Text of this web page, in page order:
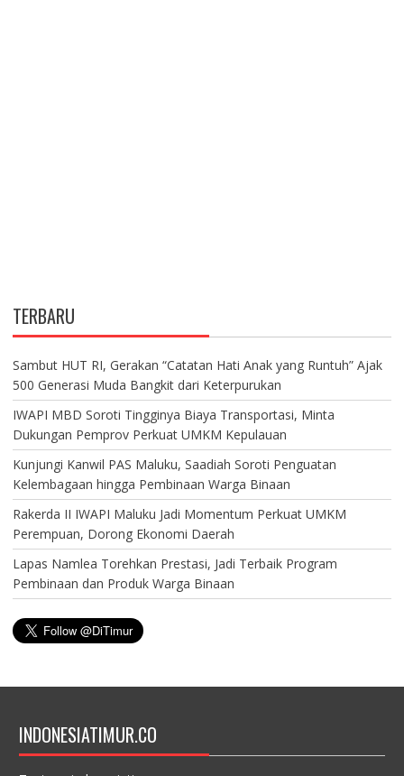
TERBARU
Sambut HUT RI, Gerakan “Catatan Hati Anak yang Runtuh” Ajak
500 Generasi Muda Bangkit dari Keterpurukan
IWAPI MBD Soroti Tingginya Biaya Transportasi, Minta
Dukungan Pemprov Perkuat UMKM Kepulauan
Kunjungi Kanwil PAS Maluku, Saadiah Soroti Penguatan
Kelembagaan hingga Pembinaan Warga Binaan
Rakerda II IWAPI Maluku Jadi Momentum Perkuat UMKM
Perempuan, Dorong Ekonomi Daerah
Lapas Namlea Torehkan Prestasi, Jadi Terbaik Program
Pembinaan dan Produk Warga Binaan
INDONESIATIMUR.CO